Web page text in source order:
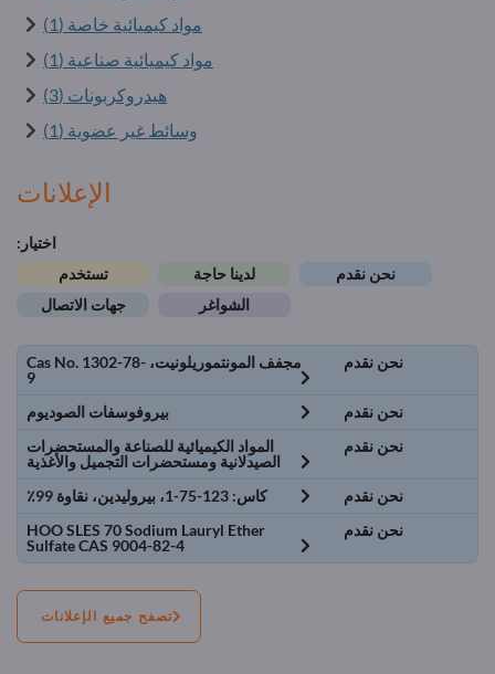
مواد كيميائية خاصة (1)
مواد كيميائية صناعية (1)
هيدروكربونات (3)
وسائط غير عضوية (1)
الإعلانات
اختيار:
نحن نقدم
لدينا حاجة
تستخدم
الشواغر
جهات الاتصال
نحن نقدم
مجفف المونتموريلونيت، Cas No. 1302-78-
9
نحن نقدم
بيروفوسفات الصوديوم
نحن نقدم
المواد الكيميائية للصناعة والمستحضرات
الصيدلانية ومستحضرات التجميل والأغذية
نحن نقدم
كاس: 123-75-1، بيروليدين، نقاوة 99٪
نحن نقدم
HOO SLES 70 Sodium Lauryl Ether
Sulfate CAS 9004-82-4
تصفح جميع الإعلانات